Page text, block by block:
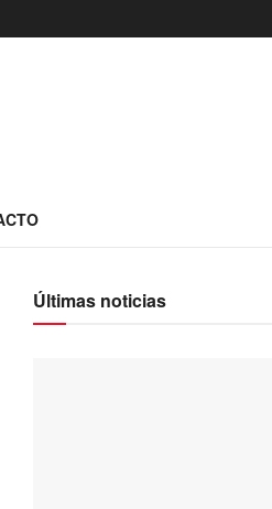
Últimas noticias